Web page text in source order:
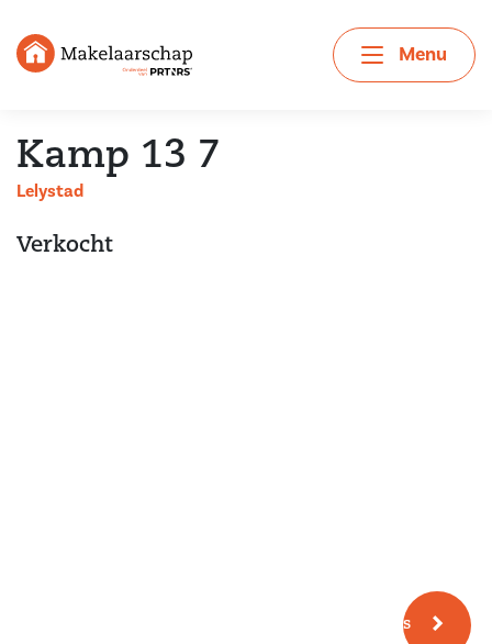
Menu
Kamp 13 7
Lelystad
Verkocht
Meer fotos